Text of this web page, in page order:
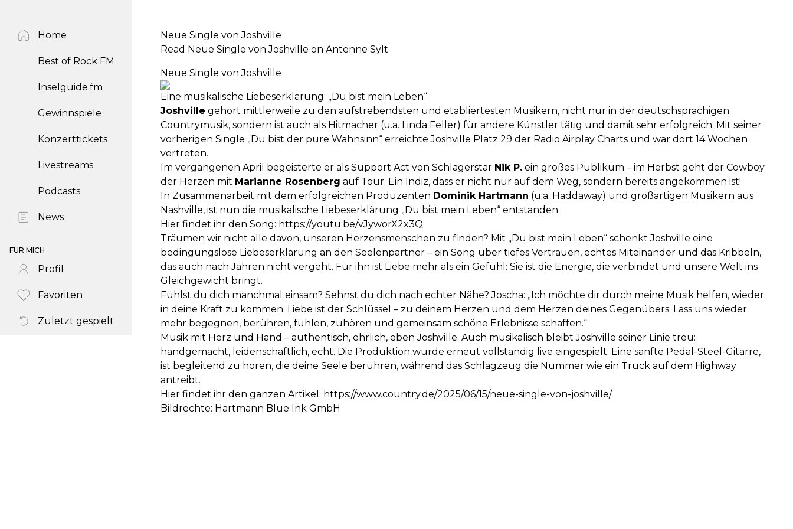
Home
Best of Rock FM
Inselguide.fm
Gewinnspiele
Konzerttickets
Livestreams
Podcasts
News
FÜR MICH
Profil
Favoriten
Zuletzt gespielt
Neue Single von Joshville
Read Neue Single von Joshville on Antenne Sylt
Neue Single von Joshville
Eine musikalische Liebeserklärung: „Du bist mein Leben“.
Joshville gehört mittlerweile zu den aufstrebendsten und etabliertesten Musikern, nicht nur in der deutschsprachigen
Countrymusik, sondern ist auch als Hitmacher (u.a. Linda Feller) für andere Künstler tätig und damit sehr erfolgreich. Mit seiner
vorherigen Single „Du bist der pure Wahnsinn“ erreichte Joshville Platz 29 der Radio Airplay Charts und war dort 14 Wochen
vertreten.
Im vergangenen April begeisterte er als Support Act von Schlagerstar Nik P. ein großes Publikum – im Herbst geht der Cowboy
der Herzen mit Marianne Rosenberg auf Tour. Ein Indiz, dass er nicht nur auf dem Weg, sondern bereits angekommen ist!
In Zusammenarbeit mit dem erfolgreichen Produzenten Dominik Hartmann (u.a. Haddaway) und großartigen Musikern aus
Nashville, ist nun die musikalische Liebeserklärung „Du bist mein Leben“ entstanden.
Hier findet ihr den Song: https://youtu.be/vJyworX2x3Q
Träumen wir nicht alle davon, unseren Herzensmenschen zu finden? Mit „Du bist mein Leben“ schenkt Joshville eine
bedingungslose Liebeserklärung an den Seelenpartner – ein Song über tiefes Vertrauen, echtes Miteinander und das Kribbeln,
das auch nach Jahren nicht vergeht. Für ihn ist Liebe mehr als ein Gefühl: Sie ist die Energie, die verbindet und unsere Welt ins
Gleichgewicht bringt.
Fühlst du dich manchmal einsam? Sehnst du dich nach echter Nähe? Joscha: „Ich möchte dir durch meine Musik helfen, wieder
in deine Kraft zu kommen. Liebe ist der Schlüssel – zu deinem Herzen und dem Herzen deines Gegenübers. Lass uns wieder
mehr begegnen, berühren, fühlen, zuhören und gemeinsam schöne Erlebnisse schaffen.“
Musik mit Herz und Hand – authentisch, ehrlich, eben Joshville. Auch musikalisch bleibt Joshville seiner Linie treu:
handgemacht, leidenschaftlich, echt. Die Produktion wurde erneut vollständig live eingespielt. Eine sanfte Pedal-Steel-Gitarre,
ist begleitend zu hören, die deine Seele berühren, während das Schlagzeug die Nummer wie ein Truck auf dem Highway
antreibt.
Hier findet ihr den ganzen Artikel: https://www.country.de/2025/06/15/neue-single-von-joshville/
Bildrechte: Hartmann Blue Ink GmbH